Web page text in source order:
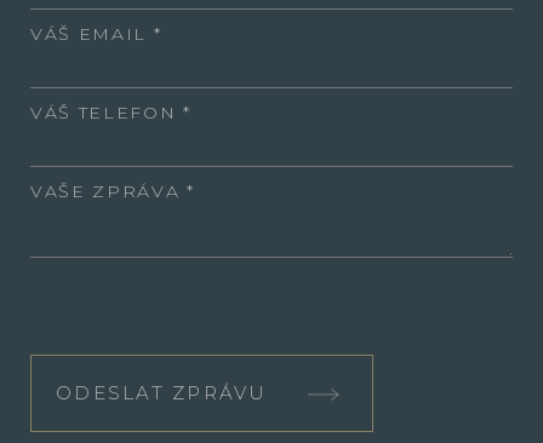
VÁŠ EMAIL
VÁŠ TELEFON
VAŠE ZPRÁVA
ODESLAT ZPRÁVU